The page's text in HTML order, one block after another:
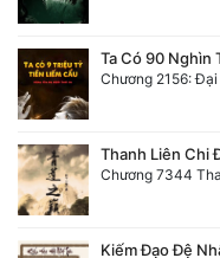
Ta Có 90 Nghìn
Chương 2156:
Thanh Liên Chi
Chương 7344
Kiếm Đạo Đệ